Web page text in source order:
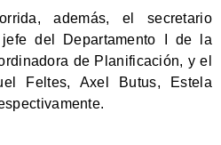
además, el secretario
del Departamento I de la
de Planificación, y el
Feltes, Axel Butus, Estela